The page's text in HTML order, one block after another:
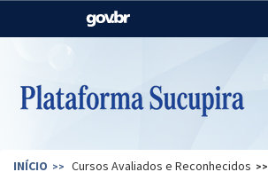
Casa Civil
Pecuária e Abastecimento
INÍCIO Cursos Avaliados e Reconhecidos